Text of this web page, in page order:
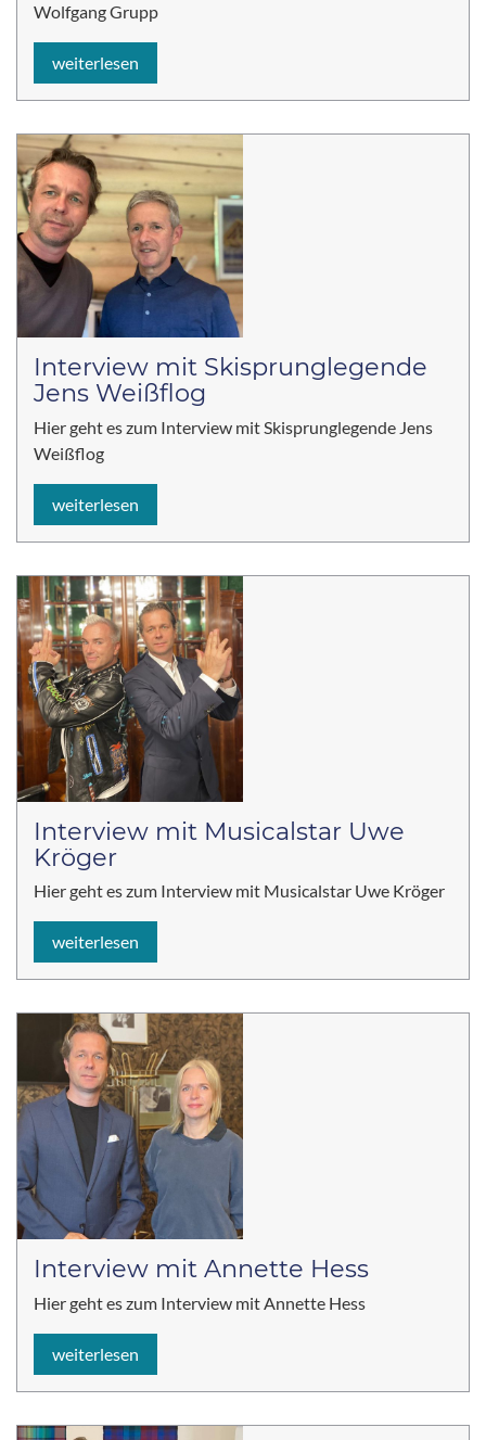
Wolfgang Grupp
weiterlesen
Interview mit Skisprunglegende
Jens Weißflog
Hier geht es zum Interview mit Skisprunglegende Jens
Weißflog
weiterlesen
Interview mit Musicalstar Uwe
Kröger
Hier geht es zum Interview mit Musicalstar Uwe Kröger
weiterlesen
Interview mit Annette Hess
Hier geht es zum Interview mit Annette Hess
weiterlesen